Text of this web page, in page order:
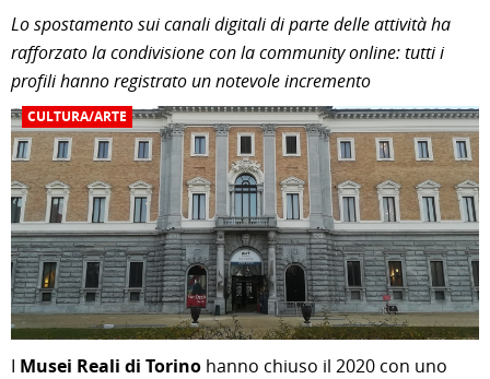
Lo spostamento sui canali digitali di parte delle attività ha
rafforzato la condivisione con la community online: tutti i
profili hanno registrato un notevole incremento
CULTURA/ARTE
I Musei Reali di Torino hanno chiuso il 2020 con uno